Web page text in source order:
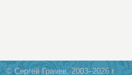
© Сергей Грачев, 2003–2026 г.